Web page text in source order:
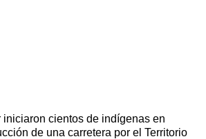
iniciaron cientos de indígenas en
de una carretera por el Territorio